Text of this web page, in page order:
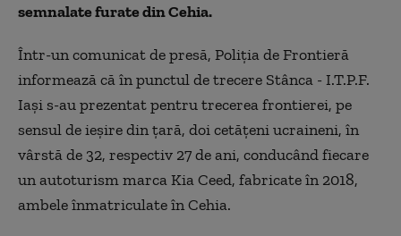
semnalate furate din Cehia.
Într-un comunicat de presă, Poliția de Frontieră
informează că în punctul de trecere Stânca - I.T.P.F.
Iaşi s-au prezentat pentru trecerea frontierei, pe
sensul de ieşire din ţară, doi cetăţeni ucraineni, în
vârstă de 32, respectiv 27 de ani, conducând fiecare
un autoturism marca Kia Ceed, fabricate în 2018,
ambele înmatriculate în Cehia.